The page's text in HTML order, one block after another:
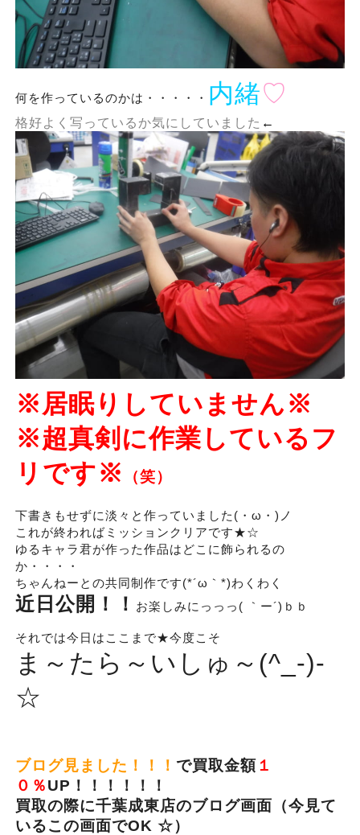
何を作っているのかは・・・・・ 内緒♡
格好よく写っているか気にしていました ←
※居眠りしていません※
※超真剣に作業しているフ
リです※
（笑）
下書きもせずに淡々と作っていました(・ω・)ノ
これが終わればミッションクリアです★☆
ゆるキャラ君が作った作品はどこに飾られるの
か・・・・
ちゃんねーとの共同制作です(*´ω｀*)わくわく
近日公開！！ お楽しみにっっっ( ｀ー´)ｂｂ
それでは今日はここまで★今度こそ
ま～たら～いしゅ～(^_-)-
☆
ブログ見ました！！！ で買取金額１
０％UP！！！！！！
買取の際に千葉成東店のブログ画面（今見て
いるこの画面でOK ☆）